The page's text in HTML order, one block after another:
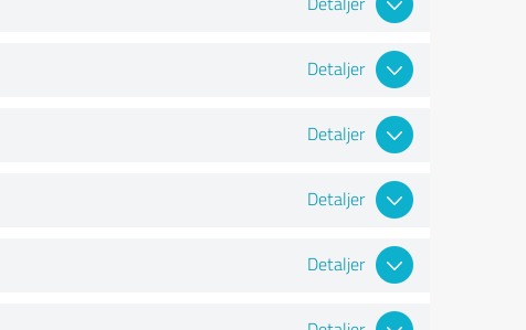
Detaljer
Detaljer
Detaljer
Detaljer